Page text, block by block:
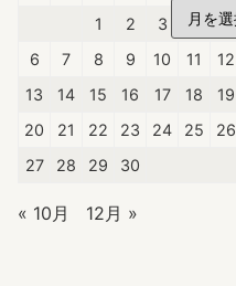
1
2 3 4
5
6
7 8 9 10 11
12
13
14 15 16 17 18
19
20
21 22 23 24 25
26
27
28 29 30
« 10月 12月 »